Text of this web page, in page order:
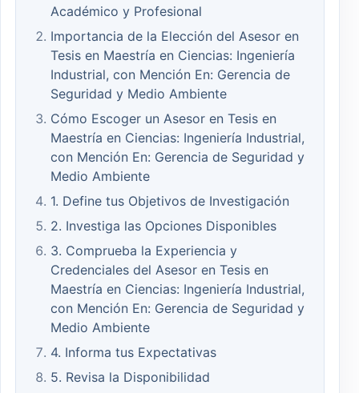
Académico y Profesional
Importancia de la Elección del Asesor en
Tesis en Maestría en Ciencias: Ingeniería
Industrial, con Mención En: Gerencia de
Seguridad y Medio Ambiente
Cómo Escoger un Asesor en Tesis en
Maestría en Ciencias: Ingeniería Industrial,
con Mención En: Gerencia de Seguridad y
Medio Ambiente
1. Define tus Objetivos de Investigación
2. Investiga las Opciones Disponibles
3. Comprueba la Experiencia y
Credenciales del Asesor en Tesis en
Maestría en Ciencias: Ingeniería Industrial,
con Mención En: Gerencia de Seguridad y
Medio Ambiente
4. Informa tus Expectativas
5. Revisa la Disponibilidad